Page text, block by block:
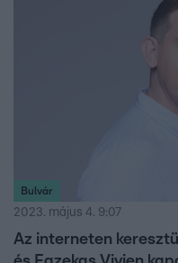
Bulvár
2023. május 4. 9:07
Az interneten